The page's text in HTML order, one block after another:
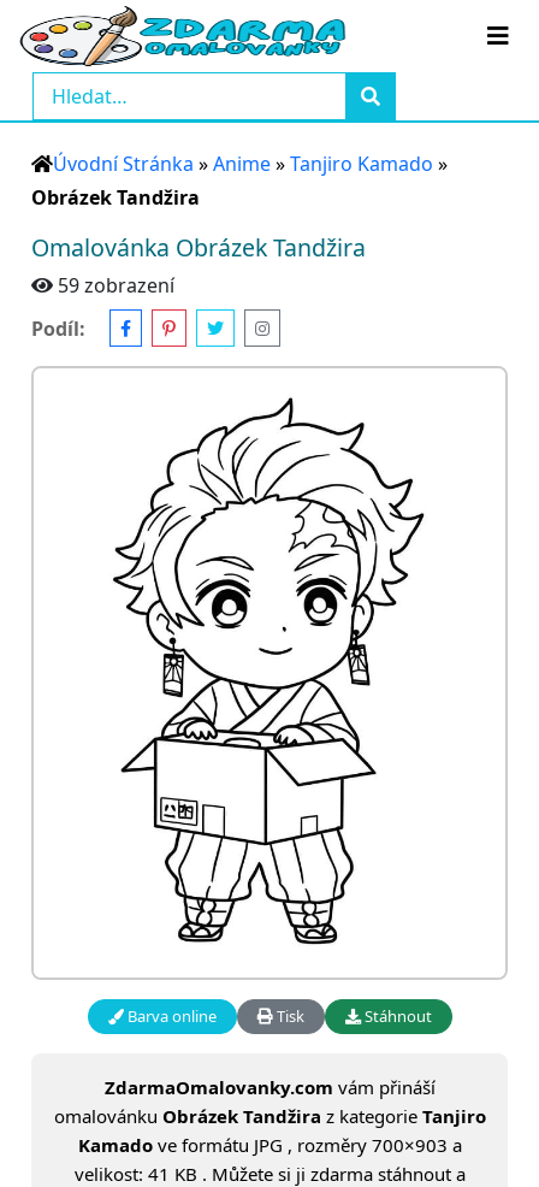
Úvodní Stránka »Anime»Tanjiro Kamado »
Obrázek Tandžira
Omalovánka Obrázek Tandžira
59 zobrazení
Podíl:
Barva online Tisk Stáhnout
ZdarmaOmalovanky.com vám přináší
omalovánku Obrázek Tandžira z kategorie Tanjiro
Kamadove formátu JPG , rozměry 700×903 a
velikost: 41 KB . Můžete si ji zdarma stáhnout a